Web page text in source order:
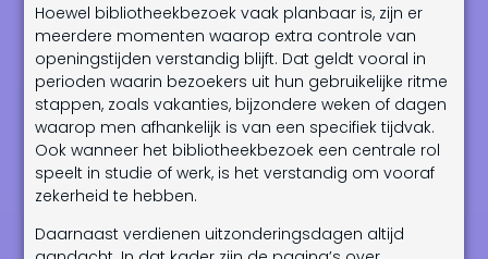
Hoewel bibliotheekbezoek vaak planbaar is, zijn er
meerdere momenten waarop extra controle van
openingstijden verstandig blijft. Dat geldt vooral in
perioden waarin bezoekers uit hun gebruikelijke ritme
stappen, zoals vakanties, bijzondere weken of dagen
waarop men afhankelijk is van een specifiek tijdvak.
Ook wanneer het bibliotheekbezoek een centrale rol
speelt in studie of werk, is het verstandig om vooraf
zekerheid te hebben.
Daarnaast verdienen uitzonderingsdagen altijd